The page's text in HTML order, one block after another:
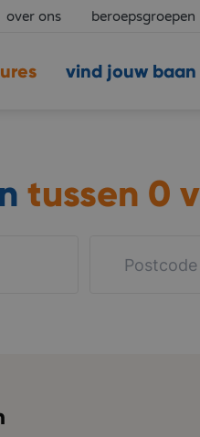
over ons beroepsgroepen
vind jouw baan
tussen 0